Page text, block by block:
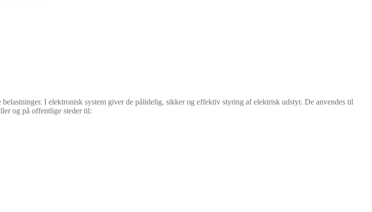
I elektronisk system giver de pålidelig, sikker og effektiv styring af elektrisk udstyr. De anvendes til
og på offentlige steder til: